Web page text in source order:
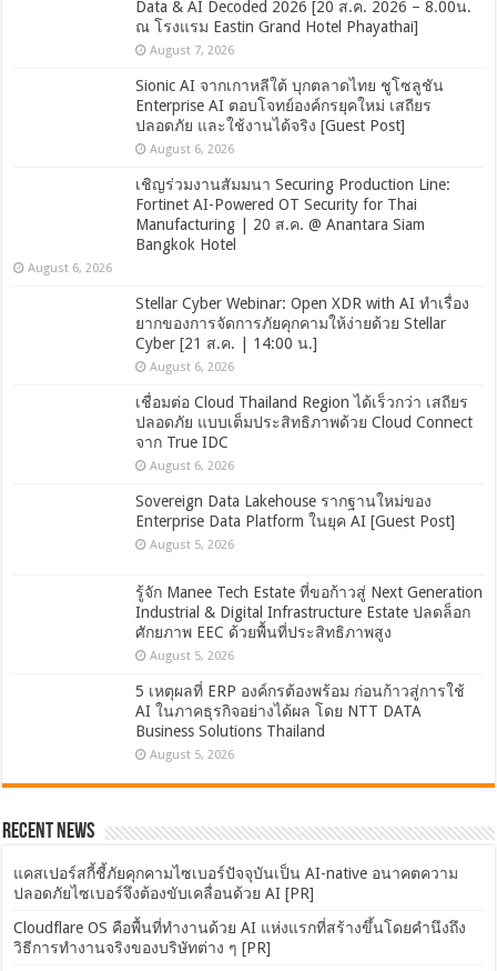
Data & AI Decoded 2026 [20 ส.ค. 2026 – 8.00น.
ณ โรงแรม Eastin Grand Hotel Phayathai]
August 7, 2026
Sionic AI จากเกาหลีใต้ บุกตลาดไทย ชูโซลูชัน
Enterprise AI ตอบโจทย์องค์กรยุคใหม่ เสถียร
ปลอดภัย และใช้งานได้จริง [Guest Post]
August 6, 2026
เชิญร่วมงานสัมมนา Securing Production Line:
Fortinet AI-Powered OT Security for Thai
Manufacturing | 20 ส.ค. @ Anantara Siam
Bangkok Hotel
August 6, 2026
Stellar Cyber Webinar: Open XDR with AI ทำเรื่อง
ยากของการจัดการภัยคุกคามให้ง่ายด้วย Stellar
Cyber [21 ส.ค. | 14:00 น.]
August 6, 2026
เชื่อมต่อ Cloud Thailand Region ได้เร็วกว่า เสถียร
ปลอดภัย แบบเต็มประสิทธิภาพด้วย Cloud Connect
จาก True IDC
August 6, 2026
Sovereign Data Lakehouse รากฐานใหม่ของ
Enterprise Data Platform ในยุค AI [Guest Post]
August 5, 2026
รู้จัก Manee Tech Estate ที่ขอก้าวสู่ Next Generation
Industrial & Digital Infrastructure Estate ปลดล็อก
ศักยภาพ EEC ด้วยพื้นที่ประสิทธิภาพสูง
August 5, 2026
5 เหตุผลที่ ERP องค์กรต้องพร้อม ก่อนก้าวสู่การใช้
AI ในภาคธุรกิจอย่างได้ผล โดย NTT DATA
Business Solutions Thailand
August 5, 2026
Recent News
แคสเปอร์สกี้ชี้ภัยคุกคามไซเบอร์ปัจจุบันเป็น AI-native อนาคตความ
ปลอดภัยไซเบอร์จึงต้องขับเคลื่อนด้วย AI [PR]
Cloudflare OS คือพื้นที่ทำงานด้วย AI แห่งแรกที่สร้างขึ้นโดยคำนึงถึง
วิธีการทำงานจริงของบริษัทต่าง ๆ [PR]